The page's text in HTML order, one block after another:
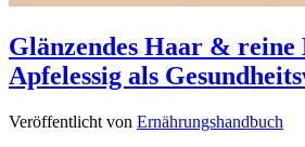
Glänzendes Haar & reine
Apfelessig als
Veröffentlicht von Ernährungshandbuch